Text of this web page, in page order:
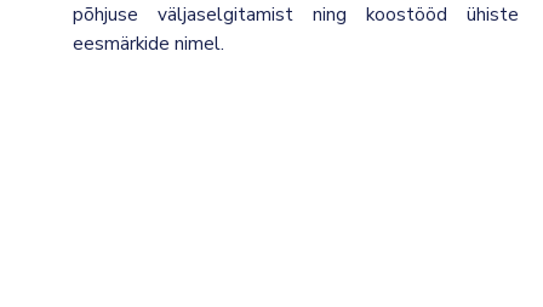
põhjuse väljaselgitamist ning koostööd ühiste
eesmärkide nimel.